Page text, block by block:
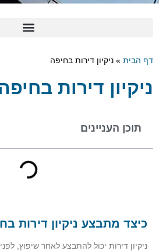
הבית»ניקיון דירות בחיפה
דירות בחיפה
תוכן העניינים
כיצד מתבצע ניקיון דירות
ניקיון דירות יכול להתבצע לאחר שיפוץ, לפני